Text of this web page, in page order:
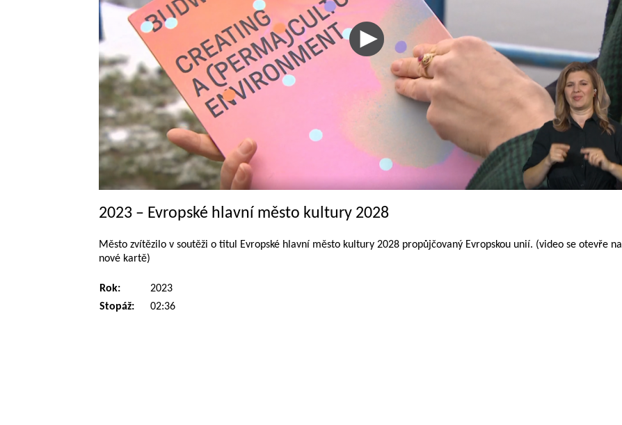
2023 – Evropské hlavní město kultury 2028
Město zvítězilo v soutěži o titul Evropské hlavní město kultury 2028 propůjčovaný Evropskou unií. (video se otevře na
nové kartě)
Rok:
2023
Stopáž:
02:36